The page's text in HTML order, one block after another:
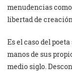
menudencias
libertad de
Es el caso del
manos de sus
medio siglo.